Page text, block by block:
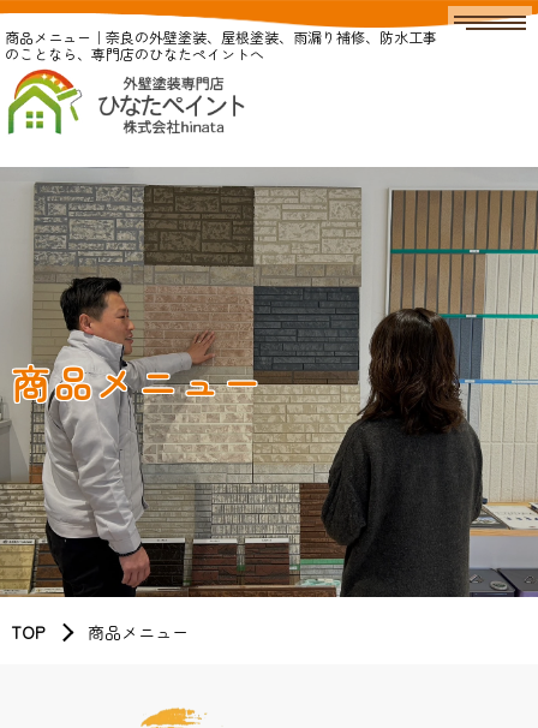
商品メニュー｜奈良の外壁塗装、屋根塗装、雨漏り補修、防水工事
のことなら、専門店のひなたペイントへ
商品メニュー
TOP 商品メニュー